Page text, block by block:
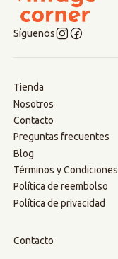
Síguenos
Tienda
Nosotros
Contacto
Preguntas frecuentes
Blog
Términos y Condiciones
Política de reembolso
Política de privacidad
Contacto